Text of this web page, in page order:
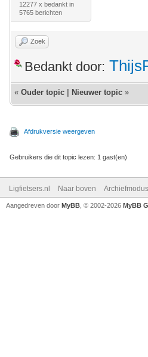
12277 x bedankt in
5765 berichten
Zoek
Bedankt door:
« Ouder topic Nieuwer topic »
Afdrukversie weergeven
Gebruikers die dit topic lezen: 1 gast(en)
Ligfietsers.nl Naar boven Archiefmodus
Aangedreven door MyBB , © 2002-2026 MyBB